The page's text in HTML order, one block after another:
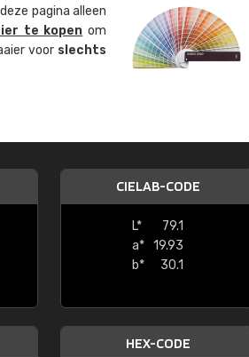
pagina alleen
te kopen om
voor slechts
CIELAB-CODE
L*
79.1
a* 19.93
b*
30.1
HEX-CODE
"Super snelle service en zeer betaalbaar!"